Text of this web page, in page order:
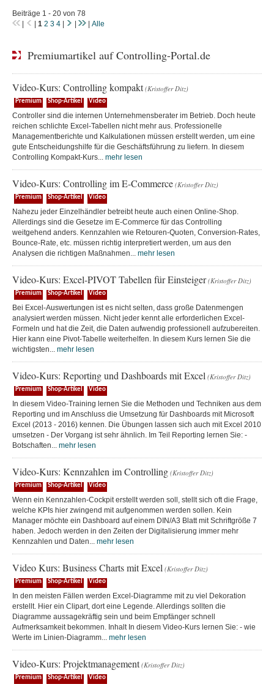
Beiträge 1 - 20 von 78
1 2 3 4 Alle
Premiumartikel auf Controlling-Portal.de
Video-Kurs: Controlling kompakt (Kristoffer Ditz)
Premium Shop-Artikel Video
Controller sind die internen Unternehmensberater im Betrieb. Doch heute
reichen schlichte Excel-Tabellen nicht mehr aus. Professionelle
Managementberichte und Kalkulationen müssen erstellt werden, um eine
gute Entscheidungshilfe für die Geschäftsführung zu liefern. In diesem
Controlling Kompakt-Kurs... mehr lesen
Video-Kurs: Controlling im E-Commerce (Kristoffer Ditz)
Premium Shop-Artikel Video
Nahezu jeder Einzelhändler betreibt heute auch einen Online-Shop.
Allerdings sind die Gesetze im E-Commerce für das Controlling
weitgehend anders. Kennzahlen wie Retouren-Quoten, Conversion-Rates,
Bounce-Rate, etc. müssen richtig interpretiert werden, um aus den
Analysen die richtigen Maßnahmen... mehr lesen
Video-Kurs: Excel-PIVOT Tabellen für Einsteiger (Kristoffer Ditz)
Premium Shop-Artikel Video
Bei Excel-Auswertungen ist es nicht selten, dass große Datenmengen
analysiert werden müssen. Nicht jeder kennt alle erforderlichen Excel-
Formeln und hat die Zeit, die Daten aufwendig professionell aufzubereiten.
Hier kann eine Pivot-Tabelle weiterhelfen. In diesem Kurs lernen Sie die
wichtigsten... mehr lesen
Video-Kurs: Reporting und Dashboards mit Excel (Kristoffer Ditz)
Premium Shop-Artikel Video
In diesem Video-Training lernen Sie die Methoden und Techniken aus dem
Reporting und im Anschluss die Umsetzung für Dashboards mit Microsoft
Excel (2013 - 2016) kennen. Die Übungen lassen sich auch mit Excel 2010
umsetzen - Der Vorgang ist sehr ähnlich. Im Teil Reporting lernen Sie: -
Botschaften... mehr lesen
Video-Kurs: Kennzahlen im Controlling (Kristoffer Ditz)
Premium Shop-Artikel Video
Wenn ein Kennzahlen-Cockpit erstellt werden soll, stellt sich oft die Frage,
welche KPIs hier zwingend mit aufgenommen werden sollen. Kein
Manager möchte ein Dashboard auf einem DIN/A3 Blatt mit Schriftgröße 7
haben. Jedoch werden in den Zeiten der Digitalisierung immer mehr
Kennzahlen und Daten... mehr lesen
Video Kurs: Business Charts mit Excel (Kristoffer Ditz)
Premium Shop-Artikel Video
In den meisten Fällen werden Excel-Diagramme mit zu viel Dekoration
erstellt. Hier ein Clipart, dort eine Legende. Allerdings sollten die
Diagramme aussagekräftig sein und beim Empfänger schnell
Aufmerksamkeit bekommen. Inhalt In diesem Video-Kurs lernen Sie: - wie
Werte im Linien-Diagramm... mehr lesen
Video-Kurs: Projektmanagement (Kristoffer Ditz)
Premium Shop-Artikel Video